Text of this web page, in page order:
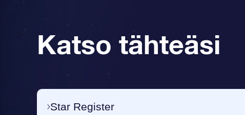
Katso tähteäsi
Star Register